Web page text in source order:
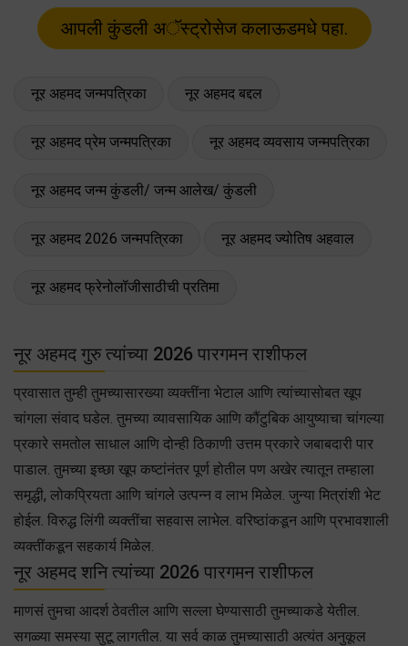
नूर अहमद जन्मपत्रिका नूर अहमद बद्दल
नूर अहमद प्रेम जन्मपत्रिका नूर अहमद व्यवसाय जन्मपत्रिका
नूर अहमद जन्म कुंडली/ जन्म आलेख/ कुंडली
नूर अहमद 2026 जन्मपत्रिका नूर अहमद ज्योतिष अहवाल
नूर अहमद फ्रेनोलॉजीसाठीची प्रतिमा
नूर अहमद गुरु त्यांच्या 2026 पारगमन राशीफल
प्रवासात तुम्ही तुमच्यासारख्या व्यक्तींना भेटाल आणि त्यांच्यासोबत खूप
चांगला संवाद घडेल. तुमच्या व्यावसायिक आणि कौंटुबिक आयुष्याचा चांगल्या
प्रकारे समतोल साधाल आणि दोन्ही ठिकाणी उत्तम प्रकारे जबाबदारी पार
पाडाल. तुमच्या इच्छा खूप कष्टांनंतर पूर्ण होतील पण अखेर त्यातून तम्हाला
समृद्धी, लोकप्रियता आणि चांगले उत्पन्न व लाभ मिळेल. जुन्या मित्रांशी भेट
होईल. विरुद्ध लिंगी व्यक्तींचा सहवास लाभेल. वरिष्ठांकडून आणि प्रभावशाली
व्यक्तींकडून सहकार्य मिळेल.
नूर अहमद शनि त्यांच्या 2026 पारगमन राशीफल
माणसं तुमचा आदर्श ठेवतील आणि सल्ला घेण्यासाठी तुमच्याकडे येतील.
सगळ्या समस्या सुटू लागतील. या सर्व काळ तुमच्यासाठी अत्यंत अनुकूल